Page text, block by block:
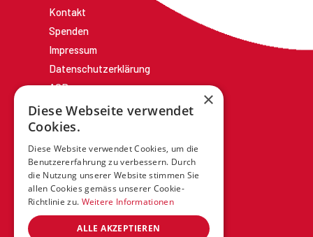
Kontakt
Spenden
Impressum
Datenschutzerklärung
AGBs
×
Diese Webseite verwendet
Cookies.
Diese Website verwendet Cookies, um die
Benutzererfahrung zu verbessern. Durch
die Nutzung unserer Website stimmen Sie
allen Cookies gemäss unserer Cookie-
Richtlinie zu. Weitere Informationen
ALLE AKZEPTIEREN